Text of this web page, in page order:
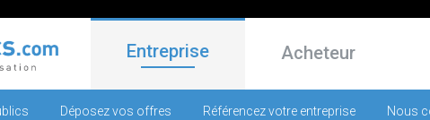
Entreprise Acheteur
Déposez vos offres Référencez votre entreprise Nous